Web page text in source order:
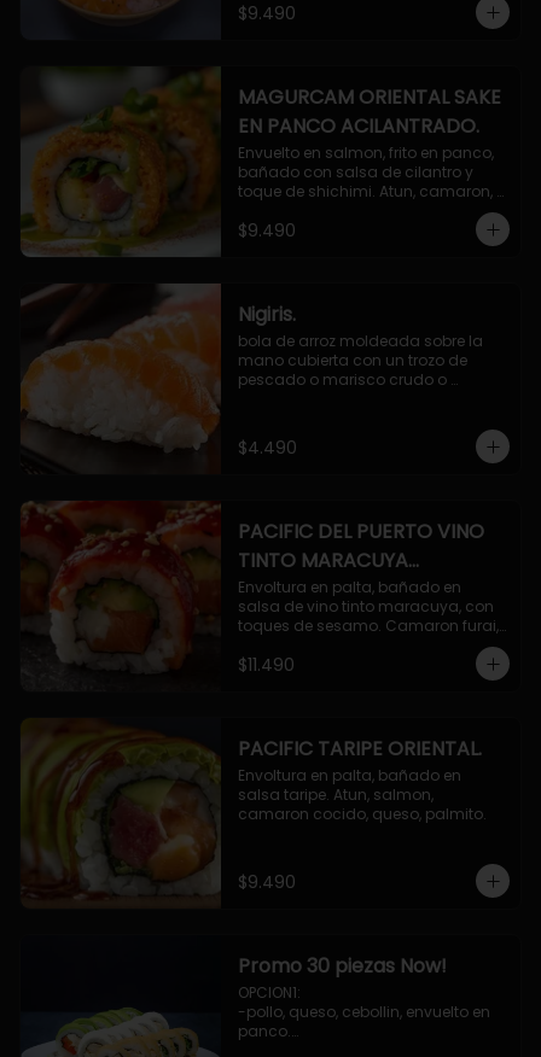
$9.490
MAGURCAM ORIENTAL SAKE
EN PANCO ACILANTRADO.
Envuelto en salmon, frito en panco,
bañado con salsa de cilantro y
toque de shichimi. Atun, camaron,
$9.490
Nigiris.
bola de arroz moldeada sobre la
mano cubierta con un trozo de
pescado o marisco crudo o
$4.490
PACIFIC DEL PUERTO VINO
TINTO MARACUYA
ORIENTAL.
Envoltura en palta, bañado en
salsa de vino tinto maracuya, con
toques de sesamo. Camaron furai,
$11.490
PACIFIC TARIPE ORIENTAL.
Envoltura en palta, bañado en
salsa taripe. Atun, salmon,
camaron cocido, queso, palmito.
$9.490
Promo 30 piezas Now!
OPCION1:
-pollo, queso, cebollin, envuelto en
panco.